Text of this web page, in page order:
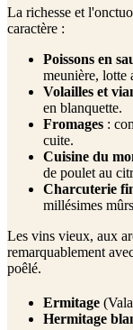
La richesse et
caractère :
Poissons en
meunière, lotte
Volailles et
en blanquette.
Fromages :
cuite.
Cuisine du
de poulet au
Charcuterie
millésimes
Les vins vieux, aux
remarquablement
poêlé.
Ermitage
Hermitage